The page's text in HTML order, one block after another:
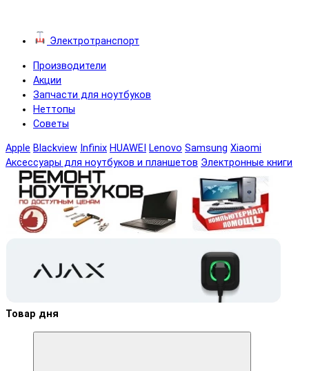
Электротранспорт
Производители
Акции
Запчасти для ноутбуков
Неттопы
Советы
Apple Blackview Infinix HUAWEI Lenovo Samsung Xiaomi
Аксессуары для ноутбуков и планшетов Электронные книги
Товар дня